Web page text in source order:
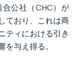
公社（CHC）が
ており、これは商
ティにおける引き
与え得る。